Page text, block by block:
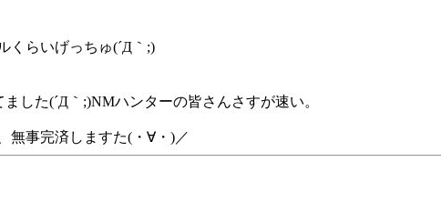
くらいげっちゅ(´Д｀;)
した(´Д｀;)NMハンターの皆さんさすが速い。
無事完済しますた(・∀・)／